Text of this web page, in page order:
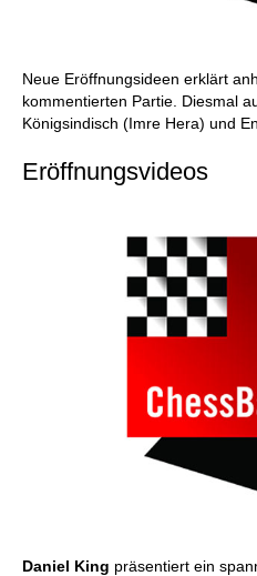
Neue Eröffnungsideen erklärt
kommentierten Partie. Diesmal
Königsindisch (Imre Hera) und
Eröffnungsvideos
Daniel King präsentiert ein